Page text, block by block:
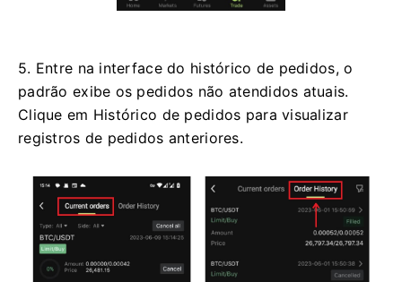
5. Entre na interface do histórico de pedidos, o
padrão exibe os pedidos não atendidos atuais.
Clique em Histórico de pedidos para visualizar
registros de pedidos anteriores.